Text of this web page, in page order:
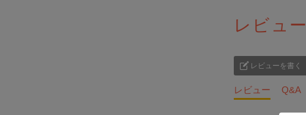
レビュー
レビューを書く
レビュー Q&A